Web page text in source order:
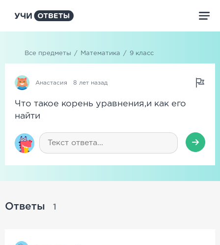
Все предметы / Математика / 9 класс
Анастасия 8 лет назад
Что такое корень уравнения,и как его
найти
Ответы 1